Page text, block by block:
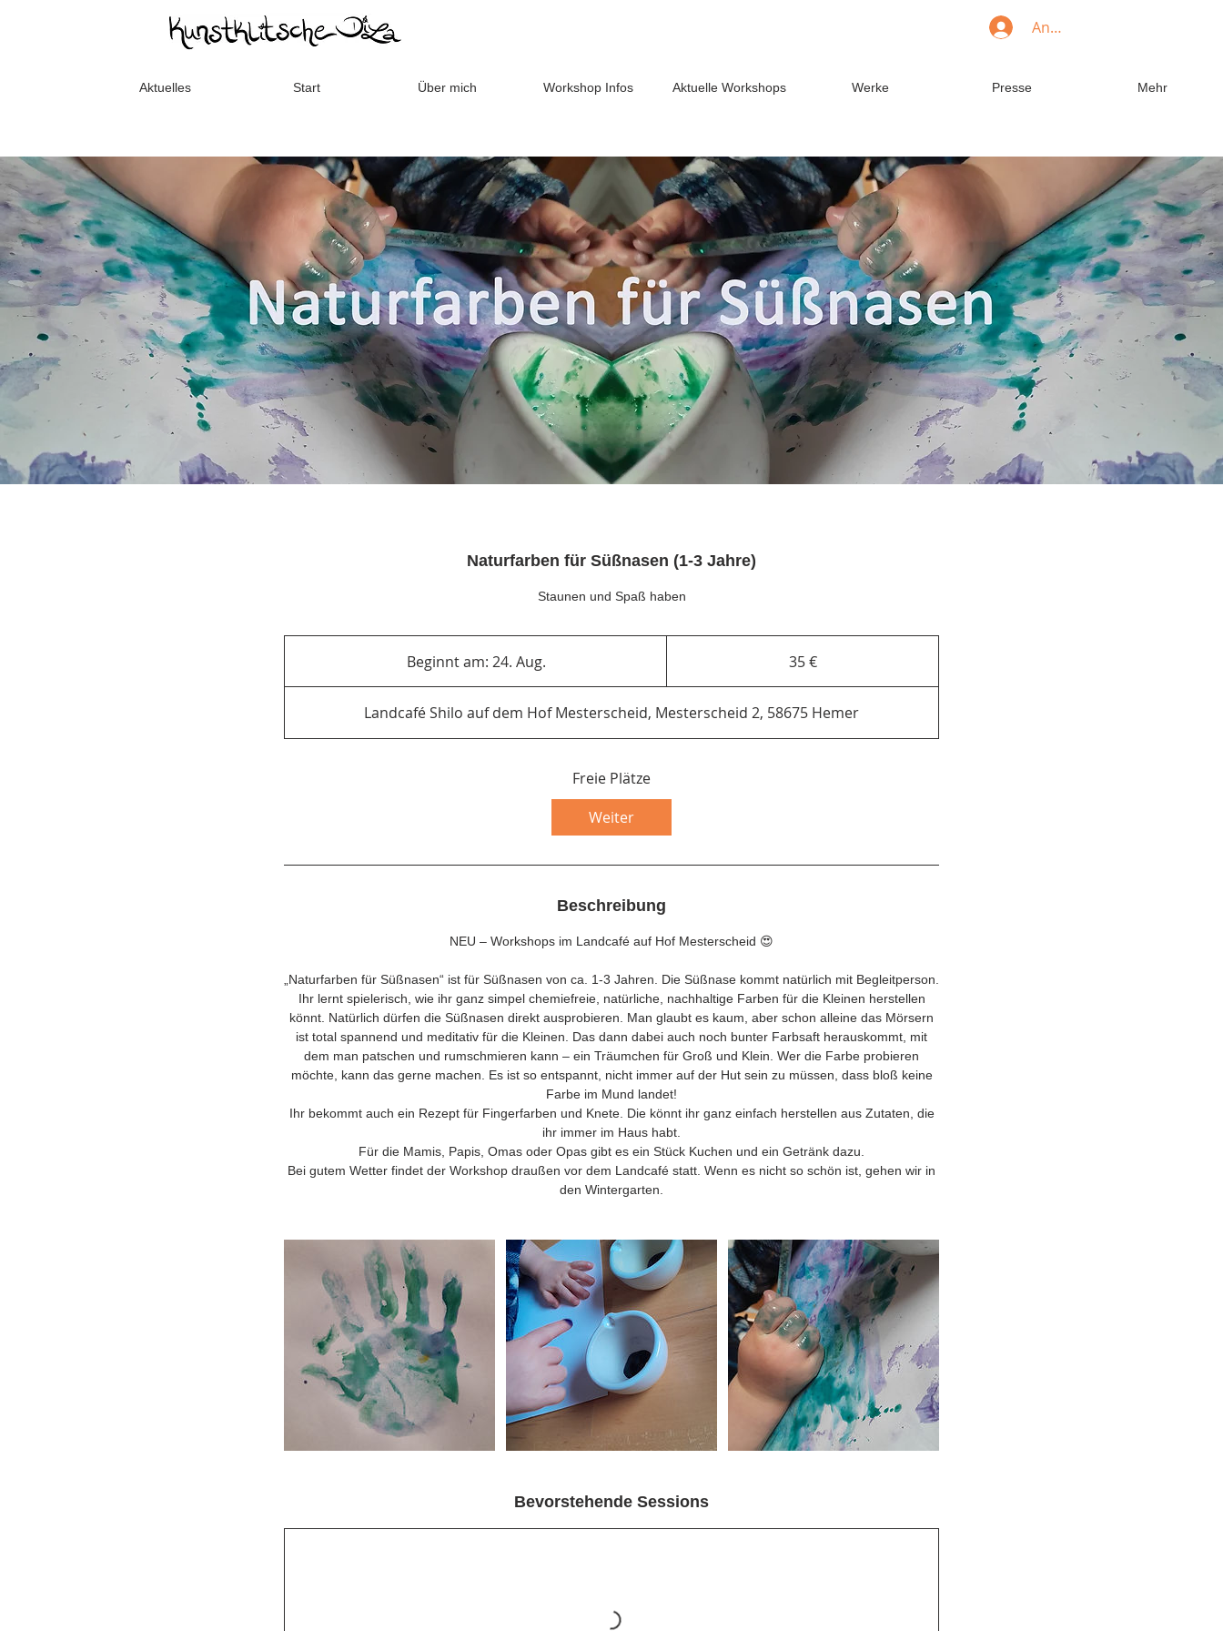
Anmelden
Aktuelles Start Über mich Workshop Infos Aktuelle Workshops Werke Presse Mehr
Naturfarben für Süßnasen (1-3 Jahre)
Staunen und Spaß haben
Beginnt am: 24. Aug.
e
g
m
A
g
.
35 €
Landcafé Shilo auf dem Hof Mesterscheid, Mesterscheid 2, 58675 Hemer
Freie Plätze
Weiter
Beschreibung
NEU – Workshops im Landcafé auf Hof Mesterscheid 😍
„Naturfarben für Süßnasen“ ist für Süßnasen von ca. 1-3 Jahren. Die Süßnase kommt natürlich mit Begleitperson.
Ihr lernt spielerisch, wie ihr ganz simpel chemiefreie, natürliche, nachhaltige Farben für die Kleinen herstellen
könnt. Natürlich dürfen die Süßnasen direkt ausprobieren. Man glaubt es kaum, aber schon alleine das Mörsern
ist total spannend und meditativ für die Kleinen. Das dann dabei auch noch bunter Farbsaft herauskommt, mit
dem man patschen und rumschmieren kann – ein Träumchen für Groß und Klein. Wer die Farbe probieren
möchte, kann das gerne machen. Es ist so entspannt, nicht immer auf der Hut sein zu müssen, dass bloß keine
Farbe im Mund landet!
Ihr bekommt auch ein Rezept für Fingerfarben und Knete. Die könnt ihr ganz einfach herstellen aus Zutaten, die
ihr immer im Haus habt.
Für die Mamis, Papis, Omas oder Opas gibt es ein Stück Kuchen und ein Getränk dazu.
Bei gutem Wetter findet der Workshop draußen vor dem Landcafé statt. Wenn es nicht so schön ist, gehen wir in
Bevorstehende Sessions